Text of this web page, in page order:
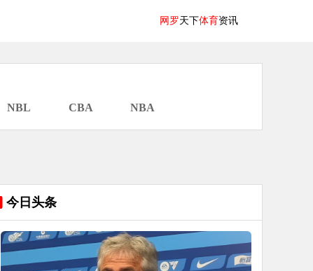
网罗天下体育资讯
NBL CBA NBA
今日头条